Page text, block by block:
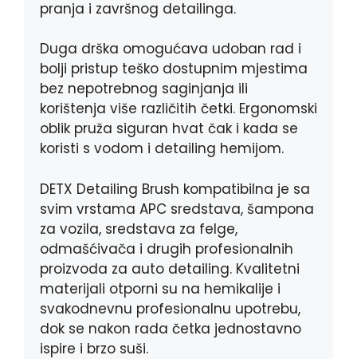
pranja i završnog detailinga.
Duga drška omogućava udoban rad i
bolji pristup teško dostupnim mjestima
bez nepotrebnog saginjanja ili
korištenja više različitih četki. Ergonomski
oblik pruža siguran hvat čak i kada se
koristi s vodom i detailing hemijom.
DETX Detailing Brush kompatibilna je sa
svim vrstama APC sredstava, šampona
za vozila, sredstava za felge,
odmašćivača i drugih profesionalnih
proizvoda za auto detailing. Kvalitetni
materijali otporni su na hemikalije i
svakodnevnu profesionalnu upotrebu,
dok se nakon rada četka jednostavno
ispire i brzo suši.